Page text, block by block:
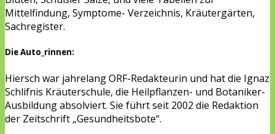
Mittelfindung, Symptome- Verzeichnis, Kräutergärten,
Sachregister.
Die Auto_rinnen:
Hiersch war jahrelang ORF-Redakteurin und hat die Ignaz
Schlifnis Kräuterschule, die Heilpflanzen- und Botaniker-
Ausbildung absolviert. Sie führt seit 2002 die Redaktion
der Zeitschrift „Gesundheitsbote“.